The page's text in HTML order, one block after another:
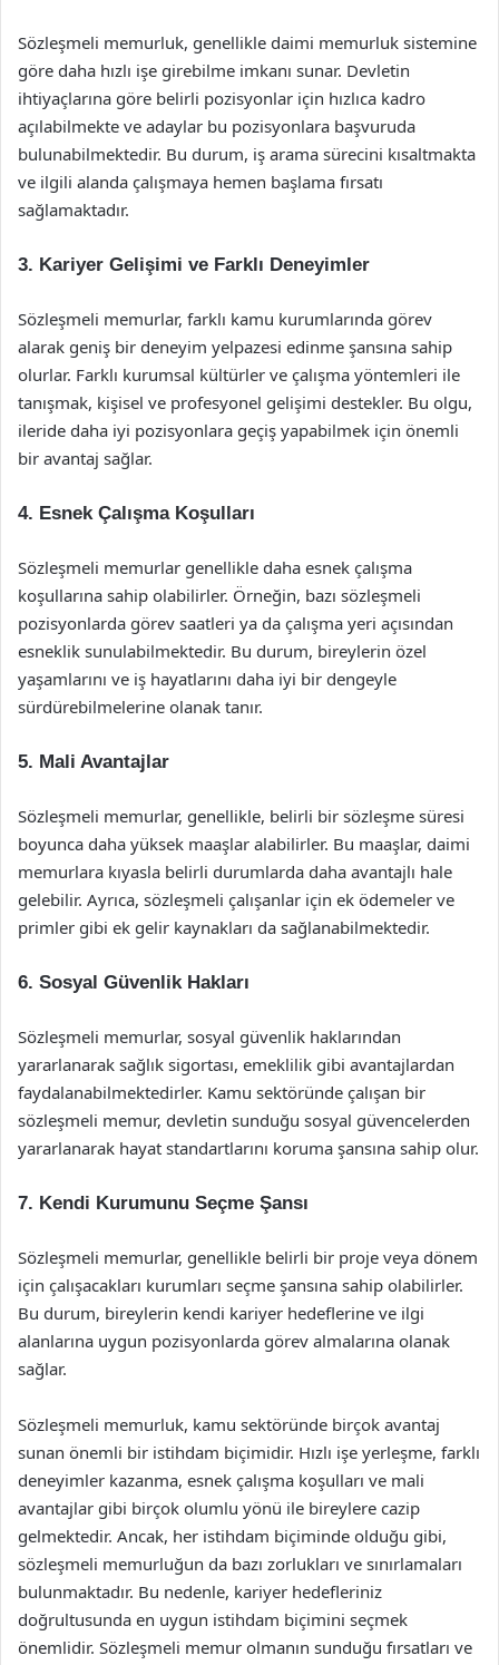
Sözleşmeli memurluk, genellikle daimi memurluk sistemine
göre daha hızlı işe girebilme imkanı sunar. Devletin
ihtiyaçlarına göre belirli pozisyonlar için hızlıca kadro
açılabilmekte ve adaylar bu pozisyonlara başvuruda
bulunabilmektedir. Bu durum, iş arama sürecini kısaltmakta
ve ilgili alanda çalışmaya hemen başlama fırsatı
sağlamaktadır.
3. Kariyer Gelişimi ve Farklı Deneyimler
Sözleşmeli memurlar, farklı kamu kurumlarında görev
alarak geniş bir deneyim yelpazesi edinme şansına sahip
olurlar. Farklı kurumsal kültürler ve çalışma yöntemleri ile
tanışmak, kişisel ve profesyonel gelişimi destekler. Bu olgu,
ileride daha iyi pozisyonlara geçiş yapabilmek için önemli
bir avantaj sağlar.
4. Esnek Çalışma Koşulları
Sözleşmeli memurlar genellikle daha esnek çalışma
koşullarına sahip olabilirler. Örneğin, bazı sözleşmeli
pozisyonlarda görev saatleri ya da çalışma yeri açısından
esneklik sunulabilmektedir. Bu durum, bireylerin özel
yaşamlarını ve iş hayatlarını daha iyi bir dengeyle
sürdürebilmelerine olanak tanır.
5. Mali Avantajlar
Sözleşmeli memurlar, genellikle, belirli bir sözleşme süresi
boyunca daha yüksek maaşlar alabilirler. Bu maaşlar, daimi
memurlara kıyasla belirli durumlarda daha avantajlı hale
gelebilir. Ayrıca, sözleşmeli çalışanlar için ek ödemeler ve
primler gibi ek gelir kaynakları da sağlanabilmektedir.
6. Sosyal Güvenlik Hakları
Sözleşmeli memurlar, sosyal güvenlik haklarından
yararlanarak sağlık sigortası, emeklilik gibi avantajlardan
faydalanabilmektedirler. Kamu sektöründe çalışan bir
sözleşmeli memur, devletin sunduğu sosyal güvencelerden
yararlanarak hayat standartlarını koruma şansına sahip olur.
7. Kendi Kurumunu Seçme Şansı
Sözleşmeli memurlar, genellikle belirli bir proje veya dönem
için çalışacakları kurumları seçme şansına sahip olabilirler.
Bu durum, bireylerin kendi kariyer hedeflerine ve ilgi
alanlarına uygun pozisyonlarda görev almalarına olanak
sağlar.
Sözleşmeli memurluk, kamu sektöründe birçok avantaj
sunan önemli bir istihdam biçimidir. Hızlı işe yerleşme, farklı
deneyimler kazanma, esnek çalışma koşulları ve mali
avantajlar gibi birçok olumlu yönü ile bireylere cazip
gelmektedir. Ancak, her istihdam biçiminde olduğu gibi,
sözleşmeli memurluğun da bazı zorlukları ve sınırlamaları
bulunmaktadır. Bu nedenle, kariyer hedefleriniz
doğrultusunda en uygun istihdam biçimini seçmek
önemlidir. Sözleşmeli memur olmanın sunduğu fırsatları ve